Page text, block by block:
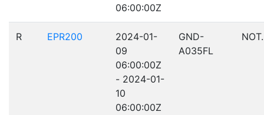
06:00:00Z
R EPR200
2024-01-
09
06:00:00Z
- 2024-01-
10
06:00:00Z
GND-
A035FL